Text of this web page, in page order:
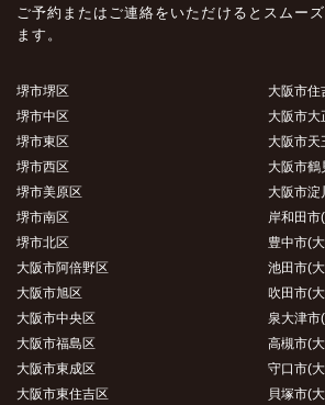
ご予約またはご連絡をいただけるとスムー
ます。
堺市堺区
堺市中区
堺市東区
堺市西区
堺市美原区
堺市南区
堺市北区
大阪市阿倍野区
大阪市旭区
大阪市中央区
大阪市福島区
大阪市東成区
大阪市東住吉区
大阪市住
大阪市大
大阪市天
大阪市鶴
大阪市淀
岸和田市
豊中市(
池田市(
吹田市(
泉大津市
高槻市(
守口市(
貝塚市(